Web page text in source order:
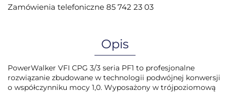
Zamówienia telefoniczne 85 742 23 03
Opis
PowerWalker VFI CPG 3/3 seria PF1 to profesjonalne
rozwiązanie zbudowane w technologii podwójnej konwersji
o współczynniku mocy 1,0. Wyposażony w trójpoziomową